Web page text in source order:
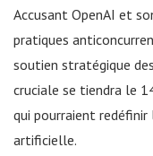
Accusant OpenAI et
pratiques
soutien stratégique
cruciale se tiendra le
qui pourraient redéfinir
artificielle.